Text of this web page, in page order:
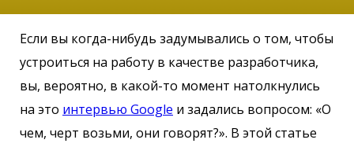
Если вы когда-нибудь задумывались о том, чтобы
устроиться на работу в качестве разработчика,
вы, вероятно, в какой-то момент натолкнулись
на это интервью Google и задались вопросом: «О
чем, черт возьми, они говорят?». В этой статье